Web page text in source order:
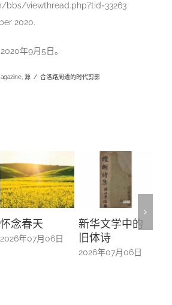
bbs/viewthread.php?tid=33263
2020.
年9月5日。
, 源 / 合洛路周遭的时代剪影
新华文学中的
旧体诗
螺钿留芳：碧
山亭贺仪镜框
中的百业记忆